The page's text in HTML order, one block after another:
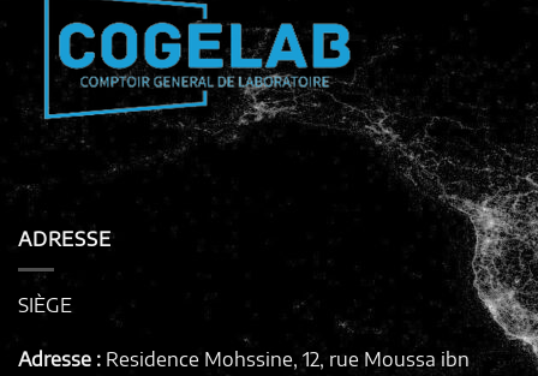
ADRESSE
SIÈGE
Adresse : Residence Mohssine, 12, rue Moussa ibn